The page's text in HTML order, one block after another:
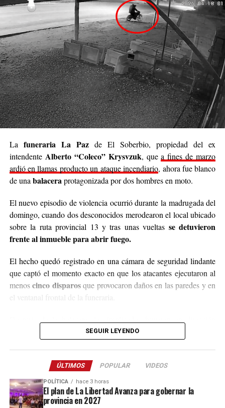
cada rincón de Posadas
, acompañar, contener y
brindar un poco de alivio a quienes están pasando
momentos difíciles. No podemos cambiar el mundo
entero, pero sí podemos cambiar el día de alguien”.
Se trata de una iniciativa hecha a pulmón, con esfuerzo
propio y con el acompañamiento de cada persona que
decide sumar su granito de arena, ya sea concamperas,
buzos, sacos, frazadas, colchas, mantas, bufandas,
gorros, guantes y todo lo que pueda abrigar.
Cabe destacar que para mediados de mayo será la
entrega de donaciones y tienen planificado realizar ollas
populares de arroz con pollo, por lo que también
recibirán donaciones de alimentos no perecederos.
Para comunicarse con el organizador de la iniciativa,
podrán enviar mensajes, audios o realizar llamadas al
3764140551
o a través de Instagram
@agustin_pineiroo
La funeraria La Pazde El Soberbio, propiedad del ex
intendente Alberto “Coleco” Krysvzuk, quea fines de marzo
ardió en llamas producto un ataque incendiario, ahora fue blanco
de unabalaceraprotagonizada por dos hombres en moto.
El nuevo episodio de violencia ocurrió durante la madrugada del
domingo, cuando dos desconocidos merodearon el local ubicado
sobre la ruta provincial 13 y tras unas vueltas se detuvieron
frente al inmueble para abrir fuego.
El hecho quedó registrado en una cámara de seguridad lindante
que captó el momento exacto en que los atacantes ejecutaron al
menoscinco disparosque provocaron daños en las paredes y en
el ventanal frontal de la funeraria.
hacia el acceso a El Soberbio y en el lugar intervino el personal
Este ataque se suma a otros tantos episodios similares registrados
recientemente en contra de comercios o propiedades vinculadas a
Coleco, ex intendente de El Soberbio que en 2013 fue destituido
SEGUIR LEYENDO
ÚLTIMOS POPULAR VIDEOS
POLÍTICA hace 3 horas
El plan de La Libertad Avanza para gobernar la
provincia en 2027